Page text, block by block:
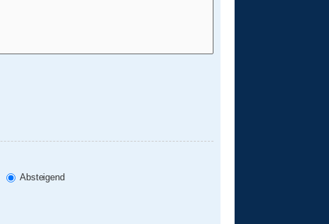
Absteigend